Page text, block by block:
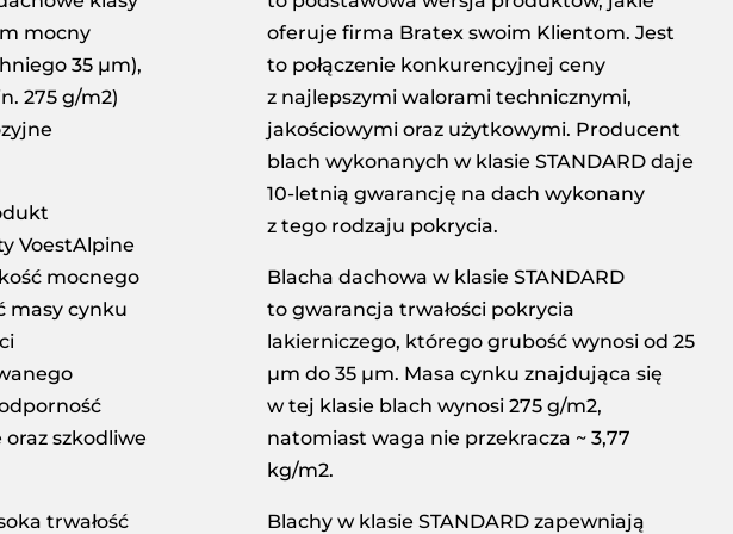
mocny
35 µm),
275 g/m2)
VoestAlpine
mocnego
masy cynku
szkodliwe
trwałość
oferuje firma Bratex swoim Klientom. Jest
to połączenie konkurencyjnej ceny
z najlepszymi walorami technicznymi,
jakościowymi oraz użytkowymi. Producent
blach wykonanych w klasie STANDARD daje
10-letnią gwarancję na dach wykonany
z tego rodzaju pokrycia.
Blacha dachowa w klasie STANDARD
to gwarancja trwałości pokrycia
lakierniczego, którego grubość wynosi od 25
µm do 35 µm. Masa cynku znajdująca się
w tej klasie blach wynosi 275 g/m2,
natomiast waga nie przekracza ~ 3,77
kg/m2.
Blachy w klasie STANDARD zapewniają